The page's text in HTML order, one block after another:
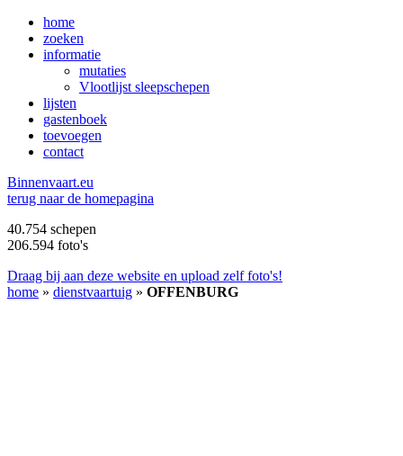
home
zoeken
informatie
mutaties
Vlootlijst sleepschepen
lijsten
gastenboek
toevoegen
contact
Binnenvaart.eu
terug naar de homepagina
40.754 schepen
206.594 foto's
Draag bij aan deze website en upload zelf foto's!
home » dienstvaartuig » OFFENBURG